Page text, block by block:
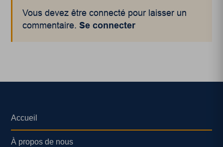
Vous devez être connecté pour laisser un
commentaire.Se connecter
Accueil
À propos de nous